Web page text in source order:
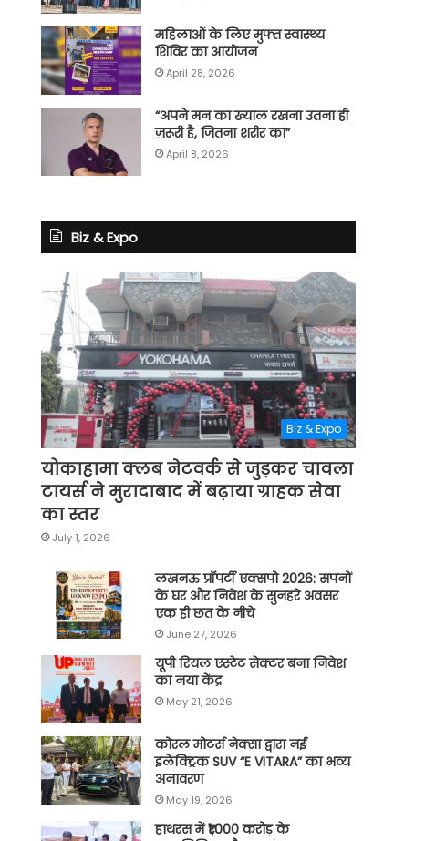
महिलाओं के लिए मुफ्त स्वास्थ्य
शिविर का आयोजन
April 28, 2026
“अपने मन का ख्याल रखना उतना ही
ज़रूरी है, जितना शरीर का”
April 8, 2026
Biz & Expo
Biz & Expo
योकाहामा क्लब नेटवर्क से जुड़कर चावला
टायर्स ने मुरादाबाद में बढ़ाया ग्राहक सेवा
का स्तर
July 1, 2026
लखनऊ प्रॉपर्टी एक्सपो 2026: सपनों
के घर और निवेश के सुनहरे अवसर
एक ही छत के नीचे
June 27, 2026
यूपी रियल एस्टेट सेक्टर बना निवेश
का नया केंद्र
May 21, 2026
कोरल मोटर्स नेक्सा द्वारा नई
इलेक्ट्रिक SUV “E VITARA” का भव्य
अनावरण
May 19, 2026
हाथरस में ₹1,000 करोड़ के